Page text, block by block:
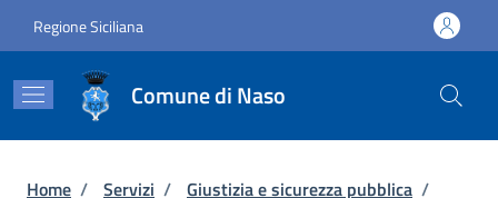
Regione Siciliana
Comune di Naso
Home / Servizi / Giustizia e sicurezza pubblica /